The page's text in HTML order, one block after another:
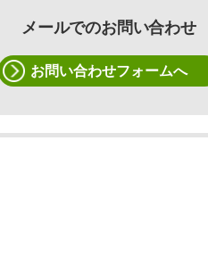
メールでのお問い合わせ
お問い合わせフォームへ